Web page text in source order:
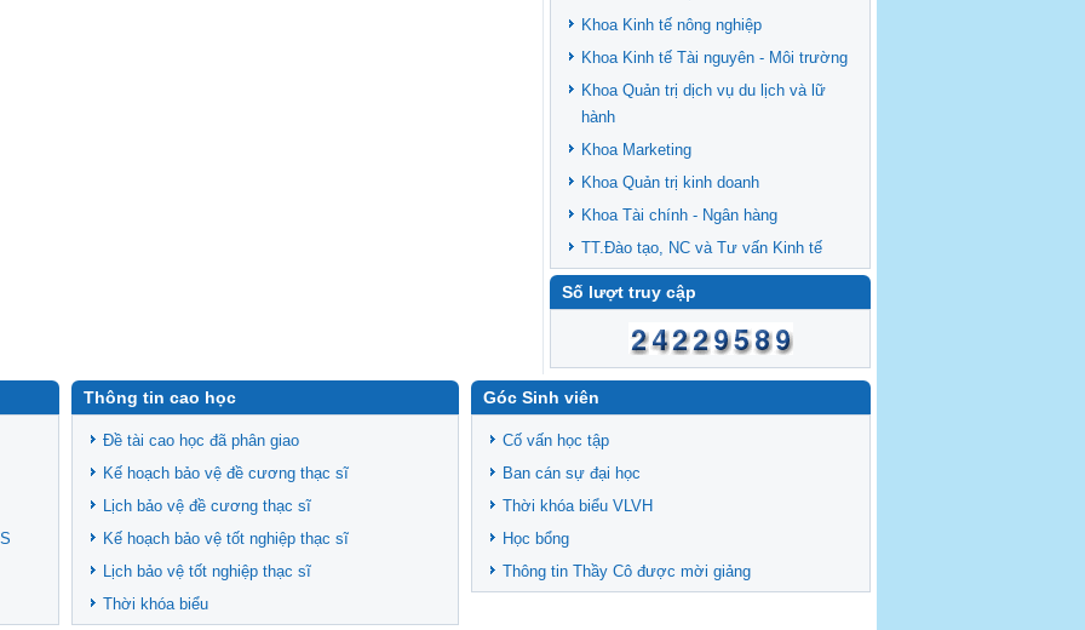
Khoa Kinh tế nông nghiệp
Khoa Kinh tế Tài nguyên - Môi trường
Khoa Quản trị dịch vụ du lịch và lữ
hành
Khoa Marketing
Khoa Quản trị kinh doanh
Khoa Tài chính - Ngân hàng
TT.Đào tạo, NC và Tư vấn Kinh tế
Số lượt truy cập
Thông tin cao học
Đề tài cao học đã phân giao
Kế hoạch bảo vệ đề cương thạc sĩ
Lịch bảo vệ đề cương thạc sĩ
Kế hoạch bảo vệ tốt nghiệp thạc sĩ
Lịch bảo vệ tốt nghiệp thạc sĩ
Thời khóa biểu
Góc Sinh viên
Cố vấn học tập
Ban cán sự đại học
Thời khóa biểu VLVH
Học bổng
Thông tin Thầy Cô được mời giảng